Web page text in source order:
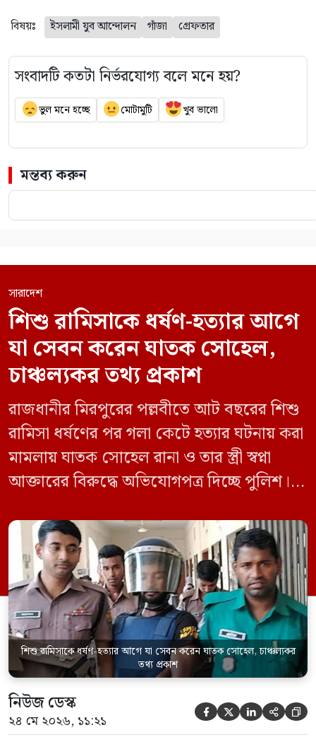
বিষয়ঃ ইসলামী যুব আন্দোলন গাঁজা গ্রেফতার
সংবাদটি কতটা নির্ভরযোগ্য বলে মনে হয়?
ভুল মনে হচ্ছে মোটামুটি খুব ভালো
মন্তব্য করুন
সারাদেশ
শিশু রামিসাকে ধর্ষণ-হত্যার আগে
যা সেবন করেন ঘাতক সোহেল,
চাঞ্চল্যকর তথ্য প্রকাশ
রাজধানীর মিরপুরের পল্লবীতে আট বছরের শিশু
রামিসা ধর্ষণের পর গলা কেটে হত্যার ঘটনায় করা
মামলায় ঘাতক সোহেল রানা ও তার স্ত্রী স্বপ্না
আক্তারের বিরুদ্ধে অভিযোগপত্র দিচ্ছে পুলিশ।
সেবন করেছিলেন বলে জবানবন্দিতে
জানিয়েছেন আসামি। রোববার (২৪ মে) সকালে
মামলার তদন্ত কর্মকর্তা পল্লবী থানার উপ-
পরিদর্শক অহিদুজ্জামান এ তথ্য নিছিত করেন।
তিনি বলেন, […]
শিশু রামিসাকে ধর্ষণ-হত্যার আগে যা সেবন করেন ঘাতক সোহেল, চাঞ্চল্যকর
তথ্য প্রকাশ
নিউজ ডেস্ক
২৪ মে ২০২৬, ১১:২১     